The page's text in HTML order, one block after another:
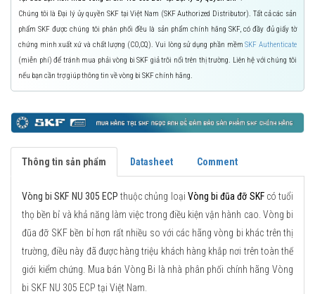
Chúng tôi là Đại lý ủy quyền SKF tại Việt Nam (SKF Authorized Distributor). Tất cả các sản
phẩm SKF được chúng tôi phân phối đều là sản phẩm chính hãng SKF, có đầy đủ giấy tờ
chứng minh xuất xứ và chất lượng (CO,CQ). Vui lòng sử dụng phần mềmSKF Authenticate
(miễn phí) để tránh mua phải vòng bi SKF giả trôi nổi trên thị trường. Liên hệ với chúng tôi
nếu bạn cần trợ giúp thông tin về vòng bi SKF chính hãng.
Thông tin sản phẩm Datasheet Comment
Vòng bi SKF NU 305 ECP thuộc chủng loại Vòng bi đũa đỡ SKFcó tuổi
thọ bền bỉ và khả năng làm việc trong điều kiện vận hành cao. Vòng bi
đũa đỡ SKF bền bỉ hơn rất nhiều so với các hãng vòng bi khác trên thị
trường, điều này đã được hàng triệu khách hàng khắp nơi trên toàn thế
giới kiểm chứng. Mua bán Vòng Bi là nhà phân phối chính hãng Vòng
bi SKF NU 305 ECP tại Việt Nam.